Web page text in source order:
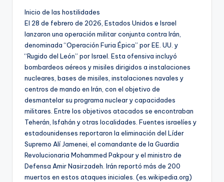
Inicio de las hostilidades
El 28 de febrero de 2026, Estados Unidos e Israel
lanzaron una operación militar conjunta contra Irán,
denominada “Operación Furia Épica” por EE. UU. y
“Rugido del León” por Israel. Esta ofensiva incluyó
bombardeos aéreos y misiles dirigidos a instalaciones
nucleares, bases de misiles, instalaciones navales y
centros de mando en Irán, con el objetivo de
desmantelar su programa nuclear y capacidades
militares. Entre los objetivos atacados se encontraban
Teherán, Isfahán y otras localidades. Fuentes israelíes y
estadounidenses reportaron la eliminación del Líder
Supremo Alí Jamenei, el comandante de la Guardia
Revolucionaria Mohammed Pakpour y el ministro de
Defensa Amir Nasirzadeh. Irán reportó más de 200
muertos en estos ataques iniciales. (es.wikipedia.org)